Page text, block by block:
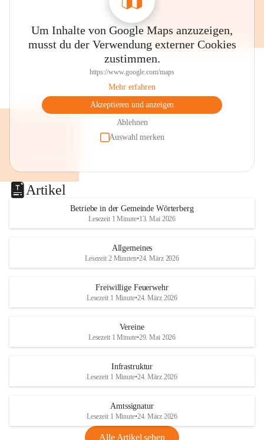
Um Inhalte von Google Maps anzuzeigen,
musst du der Verwendung externer Cookies
zustimmen.
https://www.google.com/maps
Mehr erfahren
Akzeptieren und anzeigen
Ablehnen
Auswahl merken
Artikel
Betriebe in der Gemeinde Wörterberg
Lesezeit 1 Minute•13. Mai 2026
Allgemeines
Lesezeit 2 Minuten•24. März 2026
Freiwillige Feuerwehr
Lesezeit 1 Minute•24. März 2026
Vereine
Lesezeit 1 Minute•29. Mai 2026
Infrastruktur
Lesezeit 1 Minute•24. März 2026
Amtssignatur
Lesezeit 1 Minute•24. März 2026
Alle Artikel sehen